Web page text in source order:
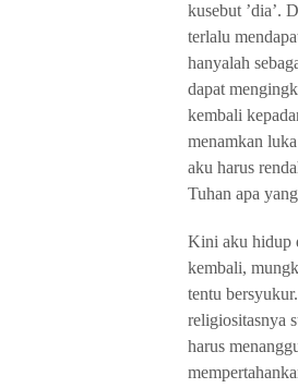
kusebut ’dia’.
terlalu
hanyalah
dapat
kembali
menamkan
aku harus
Tuhan apa
Kini aku hidup
kembali,
tentu
religiositasnya
harus